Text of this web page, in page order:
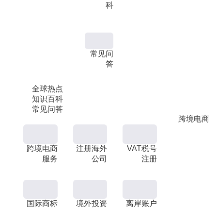
全球热点
知识百科
常见问答
科
常见问
答
跨境电商
跨境电商
服务
注册海外
公司
VAT税号
注册
国际商标
境外投资
离岸账户